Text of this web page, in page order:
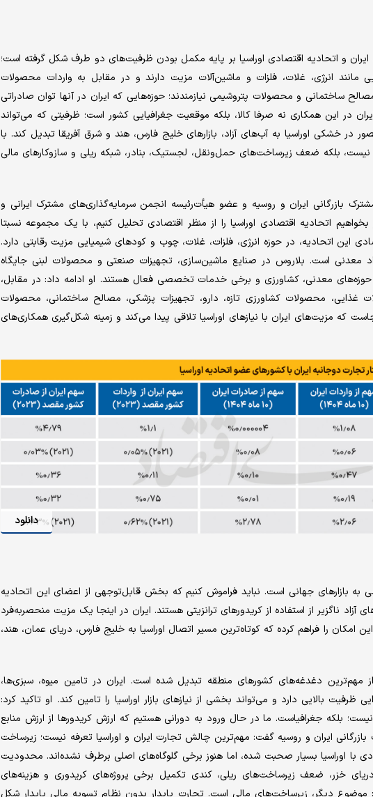
و اتحادیه اقتصادی اوراسیا بر پایه مکمل بودن ظرفیت‌های دو طرف شکل گرفته است؛
مانند انرژی، غلات، فلزات و ماشین‌آلات مزیت دارند و در مقابل به واردات محصولات
ساختمانی و محصولات پتروشیمی نیازمندند؛ حوزه‌هایی که ایران در آنها توان صادراتی
در این همکاری نه صرفا کالا، بلکه موقعیت جغرافیایی کشور است؛ ظرفیتی که می‌تواند
در خشکی اوراسیا به آب‌های آزاد، بازارهای خلیج فارس، هند و شرق آفریقا تبدیل کند. با
نیست، بلکه ضعف زیرساخت‌های حمل‌ونقل، لجستیک، بنادر، شبکه ریلی و سازوکارهای مالی
بازرگانی ایران و روسیه و عضو هیأت‌رئیسه انجمن سرمایه‌گذاری‌های مشترک ایرانی و
اتحادیه اقتصادی اوراسیا را از منظر اقتصادی تحلیل کنیم، با یک مجموعه نسبتا
این اتحادیه، در حوزه انرژی، فلزات، غلات، چوب و کودهای شیمیایی مزیت رقابتی دارد.
معدنی است. بلاروس در صنایع ماشین‌سازی، تجهیزات صنعتی و محصولات لبنی جایگاه
حوزه‌های معدنی، کشاورزی و برخی خدمات تخصصی فعال هستند. او ادامه داد: در مقابل،
محصولات کشاورزی تازه، دارو، تجهیزات پزشکی، مصالح ساختمانی، محصولات
که مزیت‌های ایران با نیازهای اوراسیا تلاقی پیدا می‌کند و زمینه شکل‌گیری همکاری‌های
دانلود
به بازارهای جهانی است. نباید فراموش کنیم که بخش قابل‌توجهی از اعضای این اتحادیه
ناگزیر از استفاده از کریدورهای ترانزیتی هستند. ایران در اینجا یک مزیت منحصربه‌فرد
امکان را فراهم کرده که کوتاه‌ترین مسیر اتصال اوراسیا به خلیج فارس، دریای عمان، هند،
مهم‌ترین دغدغه‌های کشورهای منطقه تبدیل شده است. ایران در تامین میوه، سبزی‌ها،
بالایی دارد و می‌تواند بخشی از نیازهای بازار اوراسیا را تامین کند. او تاکید کرد:
بلکه جغرافیاست. ما در حال ورود به دورانی هستیم که ارزش کریدورها از ارزش منابع
ایران و روسیه گفت: مهم‌ترین چالش تجارت ایران و اوراسیا تعرفه نیست؛ زیرساخت
با اوراسیا بسیار صحبت شده، اما هنوز برخی گلوگاه‌های اصلی برطرف نشده‌اند. محدودیت
خزر، ضعف زیرساخت‌های ریلی، کندی تکمیل برخی پروژه‌های کریدوری و هزینه‌های
دیگر، زیرساخت‌های مالی است. تجارت پایدار بدون نظام تسویه مالی پایدار شکل